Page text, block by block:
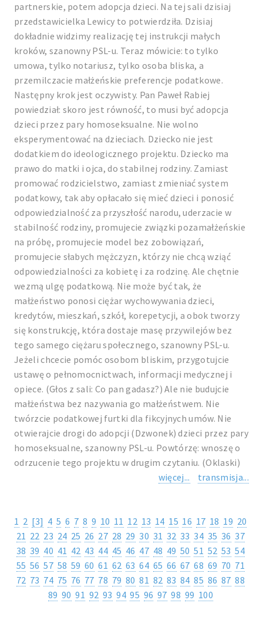
partnerskie, potem adopcja dzieci. Na tej sali dzisiaj
przedstawicielka Lewicy to potwierdziła. Dzisiaj
dokładnie widzimy realizację tej instrukcji małych
kroków, szanowny PSL-u. Teraz mówicie: to tylko
umowa, tylko notariusz, tylko osoba bliska, a
przemilczacie małżeńskie preferencje podatkowe.
Następny krok jest oczywisty. Pan Paweł Rabiej
powiedział: skoro jest równość, to musi być adopcja
dzieci przez pary homoseksualne. Nie wolno
eksperymentować na dzieciach. Dziecko nie jest
dodatkiem do ideologicznego projektu. Dziecko ma
prawo do matki i ojca, do stabilnej rodziny. Zamiast
promować rodzicielstwo, zamiast zmieniać system
podatkowy, tak aby opłacało się mieć dzieci i ponosić
odpowiedzialność za przyszłość narodu, uderzacie w
stabilność rodziny, promujecie związki pozamałżeńskie
na próbę, promujecie model bez zobowiązań,
promujecie słabych mężczyzn, którzy nie chcą wziąć
odpowiedzialności za kobietę i za rodzinę. Ale chętnie
wezmą ulgę podatkową. Nie może być tak, że
małżeństwo ponosi ciężar wychowywania dzieci,
kredytów, mieszkań, szkół, korepetycji, a obok tworzy
się konstrukcję, która dostaje masę przywilejów bez
tego samego ciężaru społecznego, szanowny PSL-u.
Jeżeli chcecie pomóc osobom bliskim, przygotujcie
ustawę o pełnomocnictwach, informacji medycznej i
opiece. (Głos z sali: Co pan gadasz?) Ale nie budujcie
małżeństwa bez nazywania go małżeństwem. Nie
twórzcie podatkowej furtki dla fikcyjnych umów. Nie
otwierajcie drogi do adopcji (Dzwonek) dzieci przez pary
homoseksualne, szanowny PSL-u. Powtórzę: wnoszę o
odrzucenie tego projektu w drugim czytaniu. (Oklaski)
więcej...
transmisja...
1 2 [3] 4 5 6 7 8 9 10 11 12 13 14 15 16 17 18 19 20
21 22 23 24 25 26 27 28 29 30 31 32 33 34 35 36 37
38 39 40 41 42 43 44 45 46 47 48 49 50 51 52 53 54
55 56 57 58 59 60 61 62 63 64 65 66 67 68 69 70 71
72 73 74 75 76 77 78 79 80 81 82 83 84 85 86 87 88
89 90 91 92 93 94 95 96 97 98 99 100